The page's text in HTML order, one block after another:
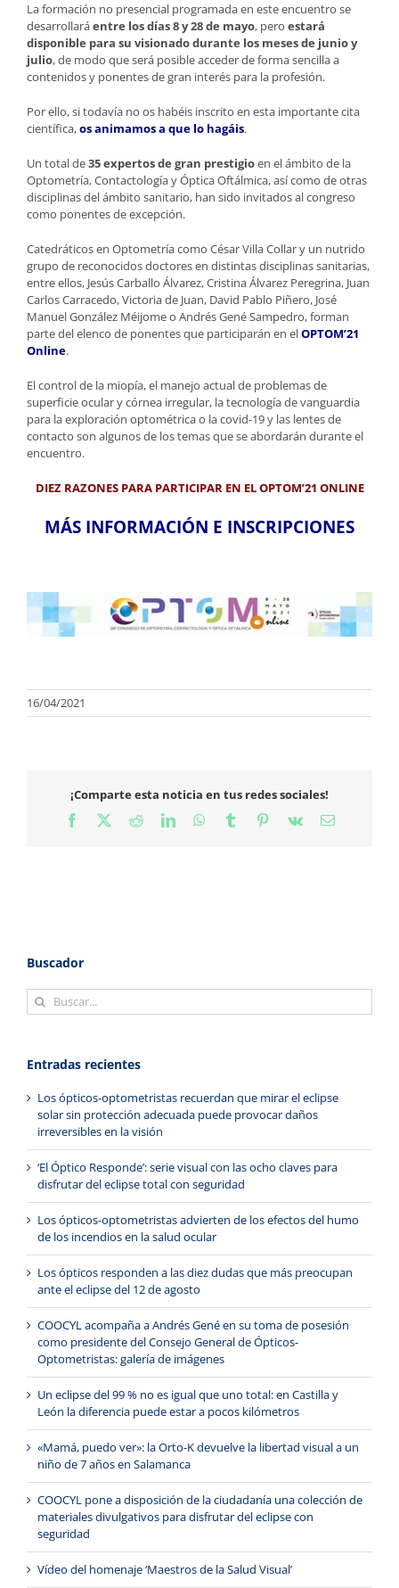
La formación no presencial programada en este encuentro se
desarrollaráentre los días 8 y 28 de mayo, pero estará
disponible para su visionado durante los meses de junio y
julio, de modo que será posible acceder de forma sencilla a
contenidos y ponentes de gran interés para la profesión.
Por ello, si todavía no os habéis inscrito en esta importante cita
científica,os animamos a que lo hagáis.
Un total de35 expertos de gran prestigioen el ámbito de la
Optometría, Contactología y Óptica Oftálmica, así como de otras
disciplinas del ámbito sanitario, han sido invitados al congreso
como ponentes de excepción.
Catedráticos en Optometría como César Villa Collar y un nutrido
grupo de reconocidos doctores en distintas disciplinas sanitarias,
entre ellos, Jesús Carballo Álvarez, Cristina Álvarez Peregrina, Juan
Carlos Carracedo, Victoria de Juan, David Pablo Piñero, José
Manuel González Méijome o Andrés Gené Sampedro, forman
parte del elenco de ponentes que participarán en elOPTOM’21
Online.
El control de la miopía, el manejo actual de problemas de
superficie ocular y córnea irregular, la tecnología de vanguardia
para la exploración optométrica o la covid-19 y las lentes de
contacto son algunos de los temas que se abordarán durante el
encuentro.
DIEZ RAZONES PARA PARTICIPAR EN EL OPTOM’21 ONLINE
MÁS INFORMACIÓN E INSCRIPCIONES
16/04/2021
¡Comparte esta noticia en tus redes sociales!
Facebook
X RedditLinkedInWhatsApp
TumblrPinterest
Vk
Correo
Buscador
Buscar:
Entradas recientes
Los ópticos-optometristas recuerdan que mirar el eclipse
solar sin protección adecuada puede provocar daños
irreversibles en la visión
‘El Óptico Responde’: serie visual con las ocho claves para
disfrutar del eclipse total con seguridad
Los ópticos-optometristas advierten de los efectos del humo
de los incendios en la salud ocular
Los ópticos responden a las diez dudas que más preocupan
ante el eclipse del 12 de agosto
COOCYL acompaña a Andrés Gené en su toma de posesión
como presidente del Consejo General de Ópticos-
Optometristas: galería de imágenes
Un eclipse del 99 % no es igual que uno total: en Castilla y
León la diferencia puede estar a pocos kilómetros
«Mamá, puedo ver»: la Orto-K devuelve la libertad visual a un
niño de 7 años en Salamanca
COOCYL pone a disposición de la ciudadanía una colección de
materiales divulgativos para disfrutar del eclipse con
seguridad
Vídeo del homenaje ‘Maestros de la Salud Visual’